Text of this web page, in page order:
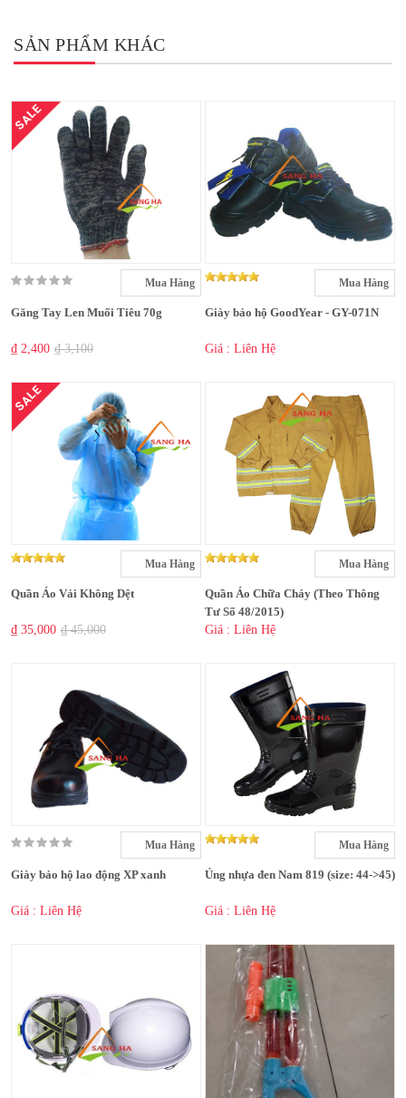
SẢN PHẨM KHÁC
SALE
Mua Hàng
Găng Tay Len Muối Tiêu 70g
₫ 2,400 ₫ 3,100
Mua Hàng
Giày bảo hộ GoodYear - GY-071N
Giá : Liên Hệ
SALE
Mua Hàng
Quần Áo Vải Không Dệt
₫ 35,000 ₫ 45,000
Mua Hàng
Quần Áo Chữa Cháy (Theo Thông
Tư Số 48/2015)
Giá : Liên Hệ
Mua Hàng
Giày bảo hộ lao động XP xanh
Giá : Liên Hệ
Mua Hàng
Ủng nhựa đen Nam 819 (size: 44->45)
Giá : Liên Hệ